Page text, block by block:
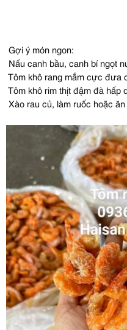
Gợi ý món ngon:
Nấu canh bầu, canh bí ngọt
Tôm khô rang mắm cực đưa
Tôm khô rim thịt đậm đà hấp
Xào rau củ, làm ruốc hoặc